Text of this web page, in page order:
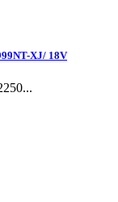
XJ/ 18V